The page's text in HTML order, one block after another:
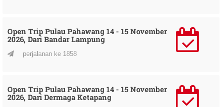
Open Trip Pulau Pahawang 14 - 15 November
2026, Dari Bandar Lampung
perjalanan ke 1858
Open Trip Pulau Pahawang 14 - 15 November
2026, Dari Dermaga Ketapang